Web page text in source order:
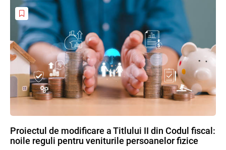
Proiectul de modificare a Titlului II din Codul fiscal:
noile reguli pentru veniturile persoanelor fizice